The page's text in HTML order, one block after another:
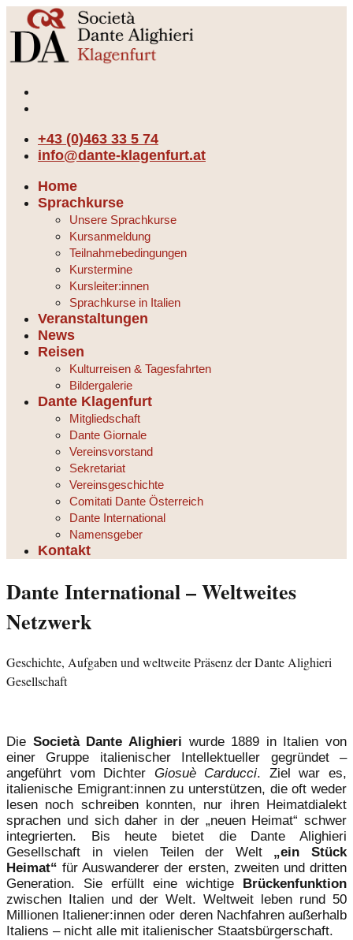
+43 (0)463 33 5 74
info@dante-klagenfurt.at
Home
Sprachkurse
Unsere Sprachkurse
Kursanmeldung
Teilnahmebedingungen
Kurstermine
Kursleiter:innen
Sprachkurse in Italien
Veranstaltungen
News
Reisen
Kulturreisen & Tagesfahrten
Bildergalerie
Dante Klagenfurt
Mitgliedschaft
Dante Giornale
Vereinsvorstand
Sekretariat
Vereinsgeschichte
Comitati Dante Österreich
Dante International
Namensgeber
Kontakt
Dante International – Weltweites
Netzwerk
Geschichte, Aufgaben und weltweite Präsenz der Dante Alighieri
Gesellschaft
Die Società Dante Alighieri wurde 1889 in Italien von
einer Gruppe italienischer Intellektueller gegründet –
angeführt vom Dichter Giosuè Carducci. Ziel war es,
italienische Emigrant:innen zu unterstützen, die oft weder
lesen noch schreiben konnten, nur ihren Heimatdialekt
sprachen und sich daher in der „neuen Heimat“ schwer
integrierten. Bis heute bietet die Dante Alighieri
Gesellschaft in vielen Teilen der Welt „ein Stück
Heimat“ für Auswanderer der ersten, zweiten und dritten
Generation. Sie erfüllt eine wichtige
Brückenfunktion
zwischen Italien und der Welt. Weltweit leben rund 50
Millionen Italiener:innen oder deren Nachfahren außerhalb
Italiens – nicht alle mit italienischer Staatsbürgerschaft.